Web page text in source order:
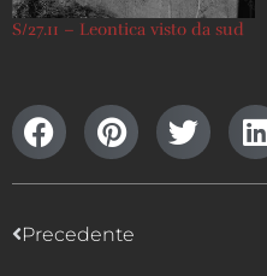
S/27.11 – Leontica visto da sud
Precedente